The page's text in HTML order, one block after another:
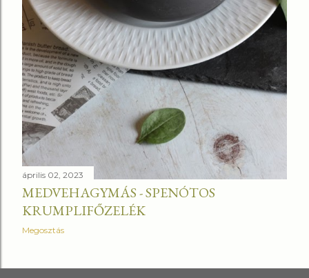
április 02, 2023
MEDVEHAGYMÁS - SPENÓTOS
KRUMPLIFŐZELÉK
Megosztás